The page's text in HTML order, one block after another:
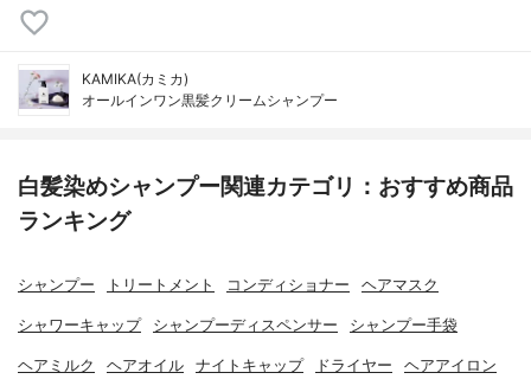
KAMIKA(カミカ)
オールインワン黒髪クリームシャンプー
白髪染めシャンプー関連カテゴリ：おすすめ商品
ランキング
シャンプー トリートメント コンディショナー ヘアマスク
シャワーキャップ シャンプーディスペンサー シャンプー手袋
ヘアミルク ヘアオイル ナイトキャップ ドライヤー ヘアアイロン